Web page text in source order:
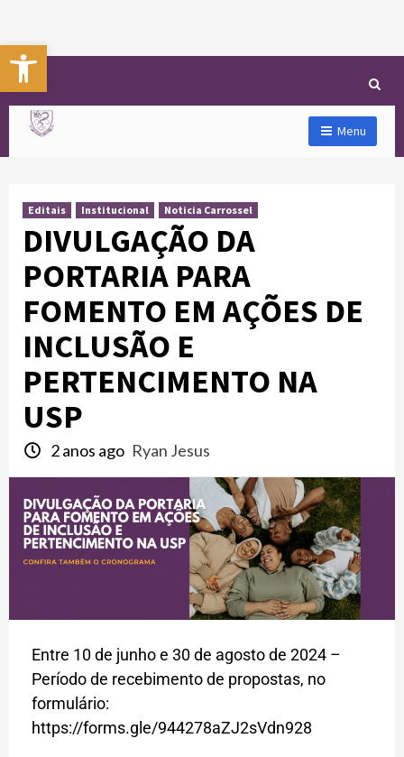
Abrir a barra de ferramentas
Menu
Editais Institucional Noticia Carrossel
DIVULGAÇÃO DA
PORTARIA PARA
FOMENTO EM AÇÕES DE
INCLUSÃO E
PERTENCIMENTO NA
USP
2 anos ago Ryan Jesus
Entre 10 de junho e 30 de agosto de 2024 –
Período de recebimento de propostas, no
formulário:
https://forms.gle/944278aZJ2sVdn928